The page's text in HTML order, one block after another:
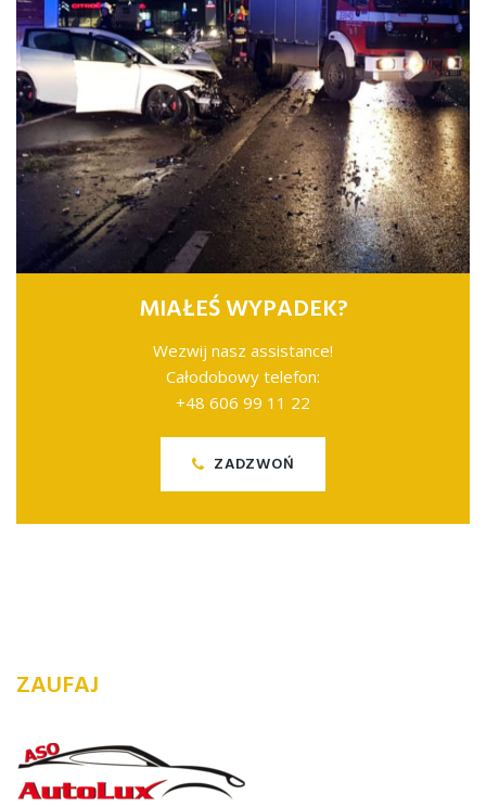
MIAŁEŚ WYPADEK?
Wezwij nasz assistance!
Całodobowy telefon:
+48 606 99 11 22
ZADZWOŃ
ZAUFAJ